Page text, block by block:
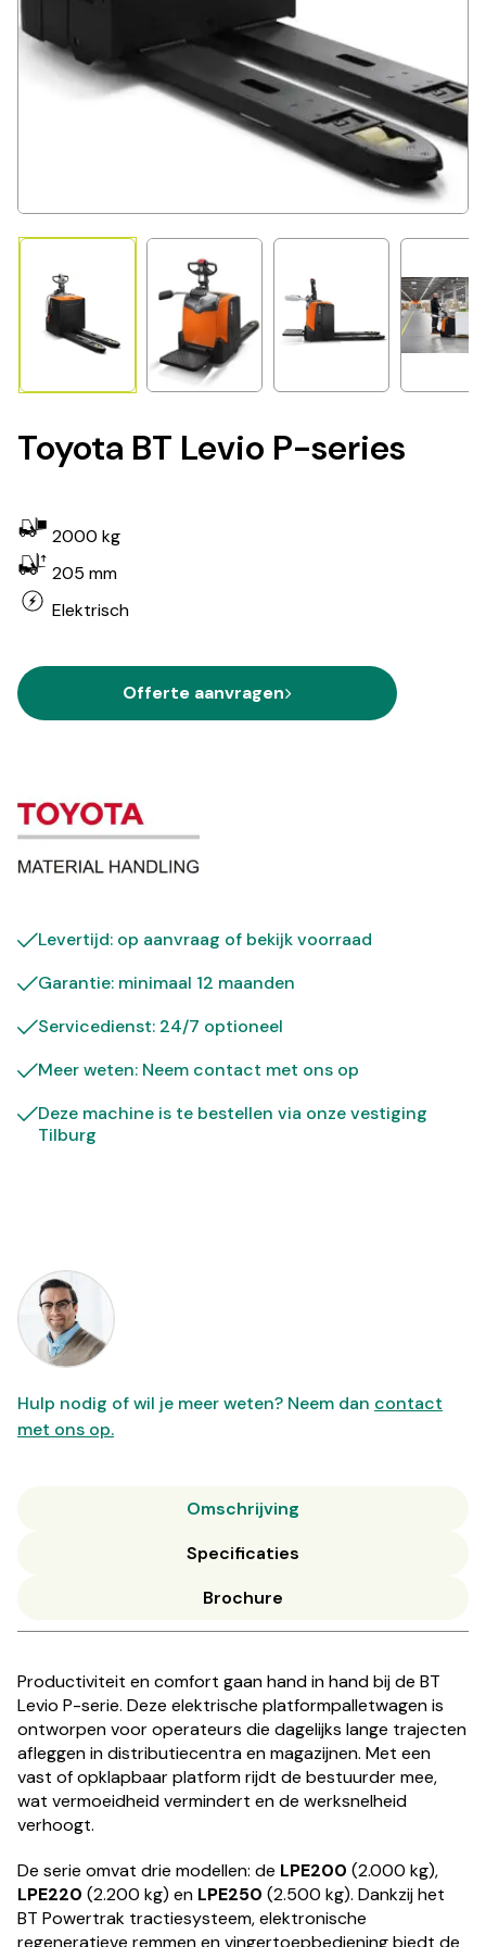
Toyota BT Levio P-series
2000 kg
205 mm
Elektrisch
Offerte aanvragen
Levertijd: op aanvraag of bekijkvoorraad
Garantie: minimaal 12 maanden
Servicedienst: 24/7 optioneel
Meer weten: Neem contact met ons op
Deze machine is te bestellen via onze vestiging
Tilburg
Hulp nodig of wil je meer weten? Neem dan contact
met ons op.
Omschrijving
Specificaties
Brochure
Productiviteit en comfort gaan hand in hand bij de BT
Levio P-serie. Deze elektrische platformpalletwagen is
ontworpen voor operateurs die dagelijks lange trajecten
afleggen in distributiecentra en magazijnen. Met een
vast of opklapbaar platform rijdt de bestuurder mee,
wat vermoeidheid vermindert en de werksnelheid
verhoogt.
De serie omvat drie modellen: de LPE200 (2.000 kg),
LPE220 (2.200 kg) en LPE250 (2.500 kg). Dankzij het
BT Powertrak tractiesysteem, elektronische
regeneratieve remmen en vingertoepbediening biedt de